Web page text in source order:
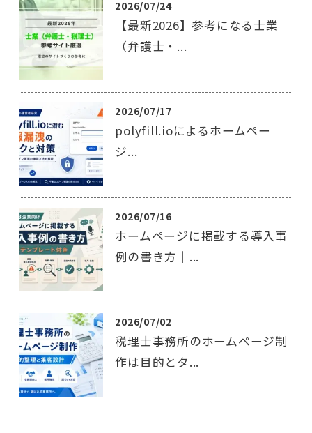
2026/07/24
【最新2026】参考になる士業
（弁護士・...
2026/07/17
polyfill.ioによるホームペー
ジ...
2026/07/16
ホームページに掲載する導入事
例の書き方｜...
2026/07/02
税理士事務所のホームページ制
作は目的とタ...